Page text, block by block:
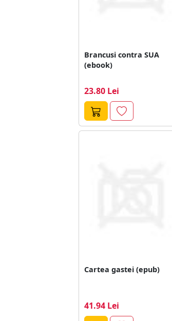
Brancusi contra SUA
(ebook)
23.80 Lei
Cartea gastei (epub)
41.94 Lei